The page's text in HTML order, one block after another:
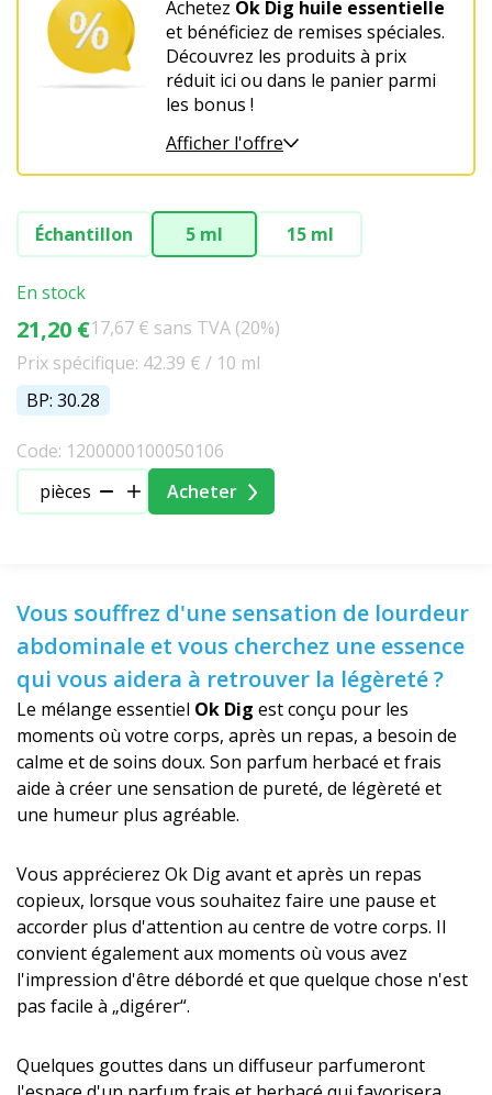
Achetez Ok Dig huile essentielle
et bénéficiez de remises spéciales.
Découvrez les produits à prix
réduit ici ou dans le panier parmi
les bonus !
Afficher l'offre
Échantillon 5 ml 15 ml
En stock
21,20 €17,67 € sans TVA (20%)
Prix spécifique: 42.39 € / 10 ml
BP: 30.28
Code: 1200000100050106
pièces
Acheter
Vous souffrez d'une sensation de lourdeur
abdominale et vous cherchez une essence
qui vous aidera à retrouver la légèreté ?
Le mélange essentiel Ok Dig est conçu pour les
moments où votre corps, après un repas, a besoin de
calme et de soins doux. Son parfum herbacé et frais
aide à créer une sensation de pureté, de légèreté et
une humeur plus agréable.
Vous apprécierez Ok Dig avant et après un repas
copieux, lorsque vous souhaitez faire une pause et
accorder plus d'attention au centre de votre corps. Il
convient également aux moments où vous avez
l'impression d'être débordé et que quelque chose n'est
pas facile à „digérer“.
Quelques gouttes dans un diffuseur parfumeront